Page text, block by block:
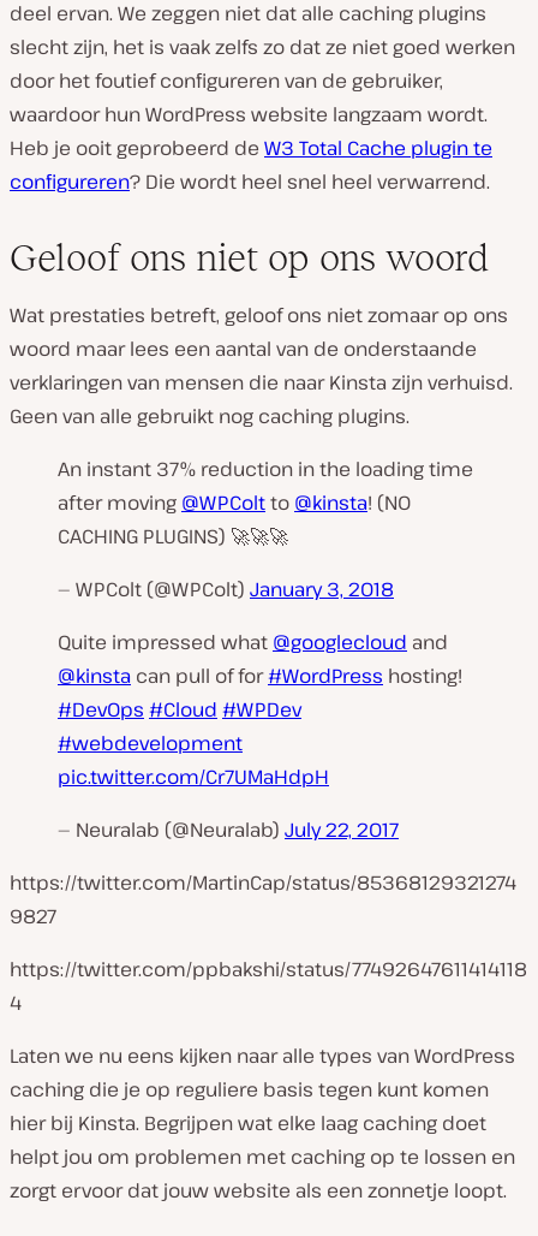
deel ervan. We zeggen niet dat alle caching plugins
slecht zijn, het is vaak zelfs zo dat ze niet goed werken
door het foutief configureren van de gebruiker,
waardoor hun WordPress website langzaam wordt.
Heb je ooit geprobeerd de W3 Total Cache plugin te
configureren? Die wordt heel snel heel verwarrend.
Geloof ons niet op ons woord
Wat prestaties betreft, geloof ons niet zomaar op ons
woord maar lees een aantal van de onderstaande
verklaringen van mensen die naar Kinsta zijn verhuisd.
Geen van alle gebruikt nog caching plugins.
An instant 37% reduction in the loading time
after moving @WPColtto @kinsta! (NO
CACHING PLUGINS) 🚀🚀🚀
— WPColt (@WPColt) January 3, 2018
Quite impressed what @googlecloud and
@kinsta can pull of for#WordPress hosting!
#DevOps #Cloud #WPDev
#webdevelopment
pic.twitter.com/Cr7UMaHdpH
— Neuralab (@Neuralab) July 22, 2017
https://twitter.com/MartinCap/status/85368129321274
9827
https://twitter.com/ppbakshi/status/77492647611414118
4
Laten we nu eens kijken naar alle types van WordPress
caching die je op reguliere basis tegen kunt komen
hier bij Kinsta. Begrijpen wat elke laag caching doet
helpt jou om problemen met caching op te lossen en
zorgt ervoor dat jouw website als een zonnetje loopt.